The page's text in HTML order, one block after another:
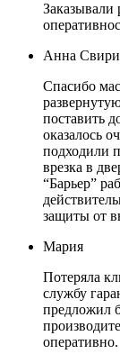
Заказывали
Анна
Спасибо
поставить
оказалось
подходили
врезка в
“Барьер”
защиты от
Мария
Потеряла
службу
предложил